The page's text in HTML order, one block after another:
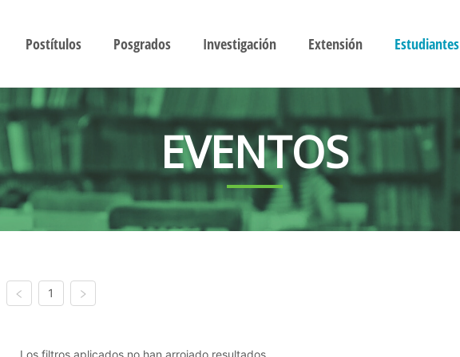
Postítulos Posgrados Investigación Extensión Estudiantes
EVENTOS
1
Los filtros aplicados no han arrojado resultados